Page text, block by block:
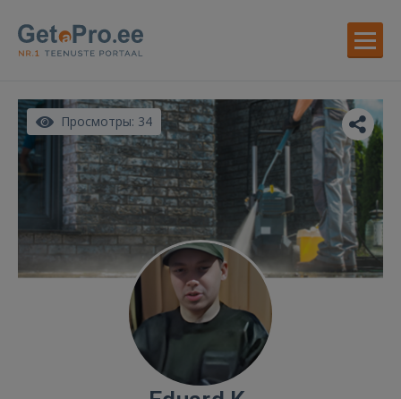
Просмотры: 34